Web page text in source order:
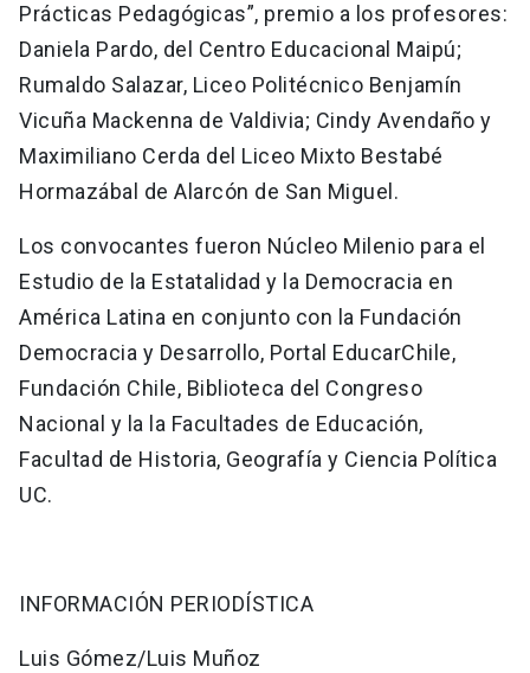
Prácticas Pedagógicas”, premio a los profesores:
Daniela Pardo, del Centro Educacional Maipú;
Rumaldo Salazar, Liceo Politécnico Benjamín
Vicuña Mackenna de Valdivia; Cindy Avendaño y
Maximiliano Cerda del Liceo Mixto Bestabé
Hormazábal de Alarcón de San Miguel.
Los convocantes fueron Núcleo Milenio para el
Estudio de la Estatalidad y la Democracia en
América Latina en conjunto con la Fundación
Democracia y Desarrollo, Portal EducarChile,
Fundación Chile, Biblioteca del Congreso
Nacional y la la Facultades de Educación,
Facultad de Historia, Geografía y Ciencia Política
UC.
INFORMACIÓN PERIODÍSTICA
Luis Gómez/Luis Muñoz